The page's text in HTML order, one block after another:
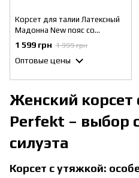
Корсет для талии Латексный
Мадонна New пояс со
стальными косточками Беж S
1 599 грн 1 999 грн
Оптовые цены
Женский корсет
Perfekt – выбор
силуэта
Корсет с утяжкой: